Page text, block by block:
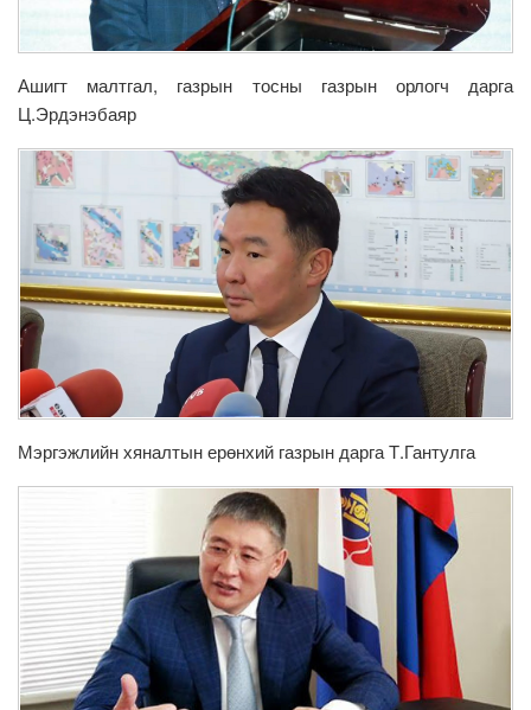
Ашигт малтгал, газрын тосны газрын орлогч дарга
Ц.Эрдэнэбаяр
Мэргэжлийн хяналтын ерөнхий газрын дарга Т.Гантулга